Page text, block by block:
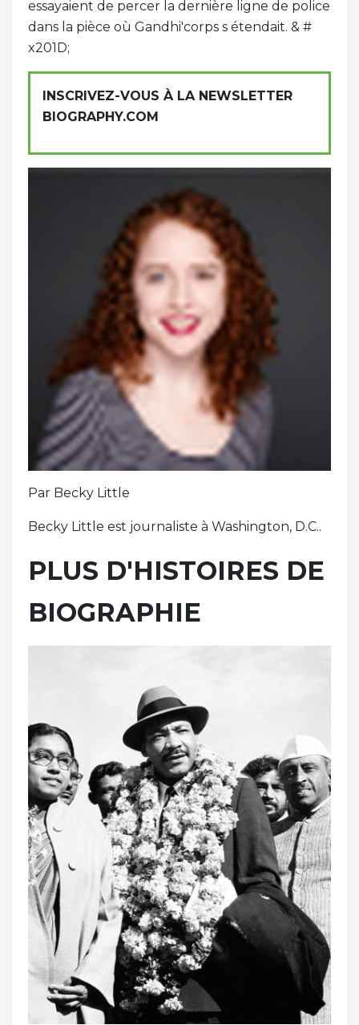
essayaient de percer la dernière ligne de police
dans la pièce où Gandhi'corps s étendait. & #
x201D;
INSCRIVEZ-VOUS À LA NEWSLETTER
BIOGRAPHY.COM
Par Becky Little
Becky Little est journaliste à Washington, D.C..
PLUS D'HISTOIRES DE
BIOGRAPHIE